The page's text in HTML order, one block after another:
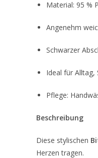
Material: 95 %
Angenehm
Schwarzer
Ideal für
Pflege:
Beschreibung
Diese stylischen
Herzen tragen.